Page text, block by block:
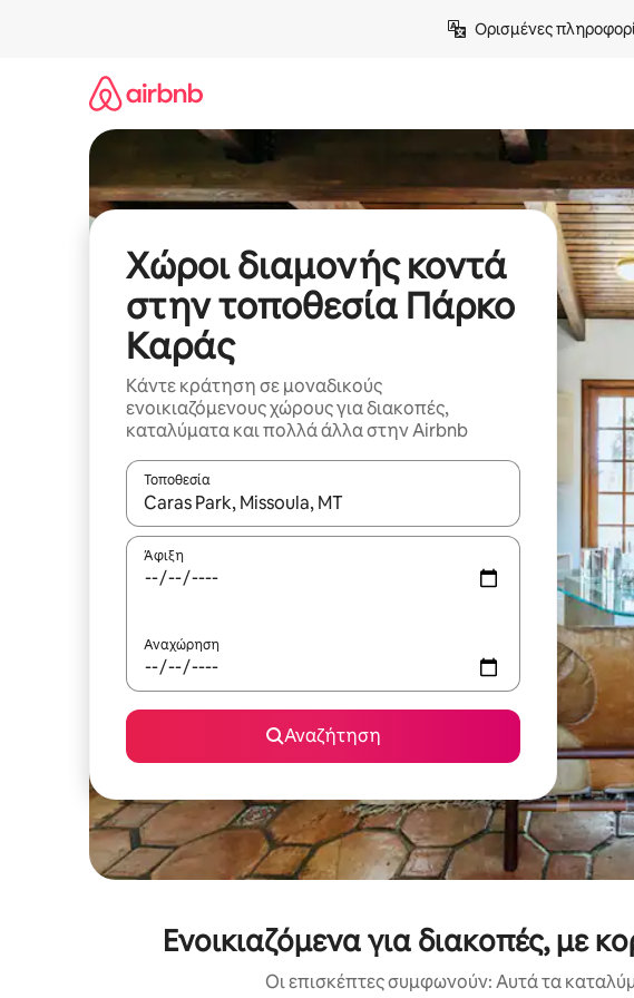
Ορισμένες
Χώροι διαμονής κοντά
στην τοποθεσία Πάρκο
Καράς
Κάντε κράτηση σε μοναδικούς
ενοικιαζόμενους χώρους για διακοπές,
καταλύματα και πολλά άλλα στην Airbnb
Τοποθεσία
Όταν τα αποτελέσματα είναι διαθέσιμα, μπορείτε να
Άφιξη
Αναχώρηση
Αναζήτηση
Ενοικιαζόμενα για διακοπές,
Οι επισκέπτες συμφωνούν: Αυτά τα